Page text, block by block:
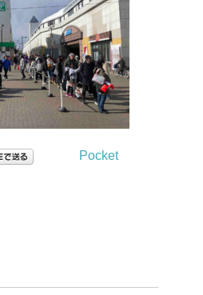
Pocket